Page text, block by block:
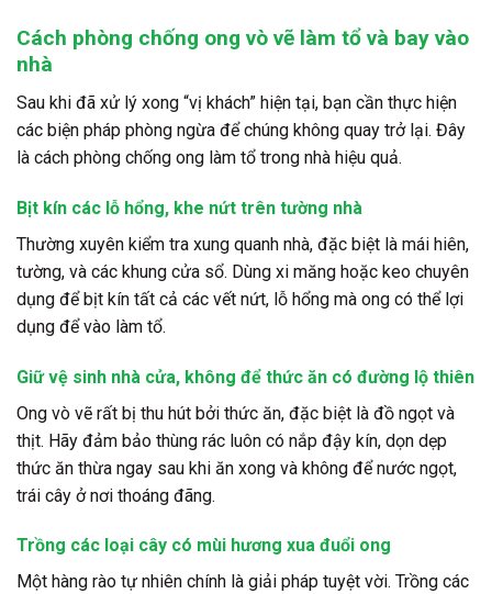
Cách phòng chống ong vò vẽ làm tổ và bay vào
nhà
Sau khi đã xử lý xong “vị khách” hiện tại, bạn cần thực hiện
các biện pháp phòng ngừa để chúng không quay trở lại. Đây
là cách phòng chống ong làm tổ trong nhà hiệu quả.
Bịt kín các lỗ hổng, khe nứt trên tường nhà
Thường xuyên kiểm tra xung quanh nhà, đặc biệt là mái hiên,
tường, và các khung cửa sổ. Dùng xi măng hoặc keo chuyên
dụng để bịt kín tất cả các vết nứt, lỗ hổng mà ong có thể lợi
dụng để vào làm tổ.
Giữ vệ sinh nhà cửa, không để thức ăn có đường lộ thiên
Ong vò vẽ rất bị thu hút bởi thức ăn, đặc biệt là đồ ngọt và
thịt. Hãy đảm bảo thùng rác luôn có nắp đậy kín, dọn dẹp
thức ăn thừa ngay sau khi ăn xong và không để nước ngọt,
trái cây ở nơi thoáng đãng.
Trồng các loại cây có mùi hương xua đuổi ong
Một hàng rào tự nhiên chính là giải pháp tuyệt vời. Trồng các